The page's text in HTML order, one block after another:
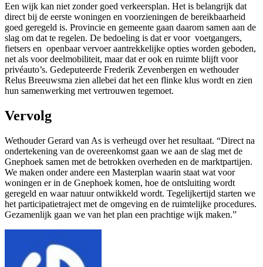
Een wijk kan niet zonder goed verkeersplan. Het is belangrijk dat
direct bij de eerste woningen en voorzieningen de bereikbaarheid
goed geregeld is. Provincie en gemeente gaan daarom samen aan de
slag om dat te regelen. De bedoeling is dat er voor voetgangers,
fietsers en openbaar vervoer aantrekkelijke opties worden geboden,
net als voor deelmobiliteit, maar dat er ook en ruimte blijft voor
privéauto’s. Gedeputeerde Frederik Zevenbergen en wethouder
Relus Breeuwsma zien allebei dat het een flinke klus wordt en zien
hun samenwerking met vertrouwen tegemoet.
Vervolg
Wethouder Gerard van As is verheugd over het resultaat. “Direct na
ondertekening van de overeenkomst gaan we aan de slag met de
Gnephoek samen met de betrokken overheden en de marktpartijen.
We maken onder andere een Masterplan waarin staat wat voor
woningen er in de Gnephoek komen, hoe de ontsluiting wordt
geregeld en waar natuur ontwikkeld wordt. Tegelijkertijd starten we
het participatietraject met de omgeving en de ruimtelijke procedures.
Gezamenlijk gaan we van het plan een prachtige wijk maken.”